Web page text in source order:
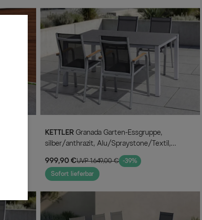
KETTLER
silber/anthrazit, Alu/Spraystone/Textil,
160x95 cm, 4 Stapelsessel
999,90 €UVP 1.649,00 € -39%
Sofort lieferbar